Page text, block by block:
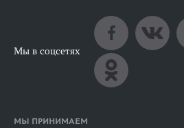
Мы в соцсетях
МЫ ПРИНИМАЕМ